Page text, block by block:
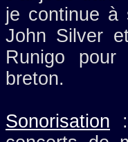
je continue à
John Silver
Runigo pour
breton.
Sonorisation